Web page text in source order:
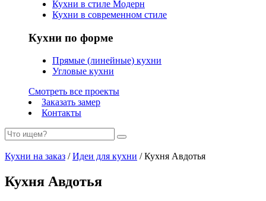
Кухни в стиле Модерн
Кухни в современном стиле
Кухни по форме
Прямые (линейные) кухни
Угловые кухни
Смотреть все проекты
Заказать замер
Контакты
Кухни на заказ /Идеи для кухни / Кухня Авдотья
Кухня Авдотья